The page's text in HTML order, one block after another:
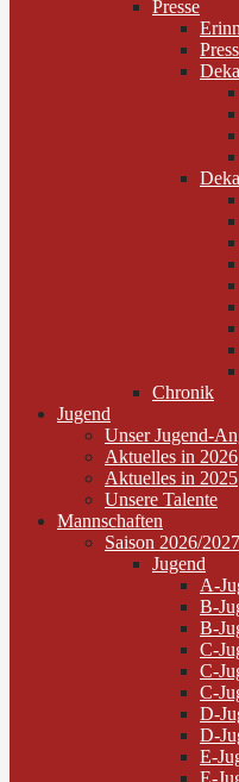
Presse
Chronik
Jugend
Unser Jugend-
Aktuelles in 2026
Aktuelles in 2025
Unsere Talente
Mannschaften
Saison 2026/2027
Jugend
A-
B-
B-
C-
C-
C-
D-
D-
E-
E-